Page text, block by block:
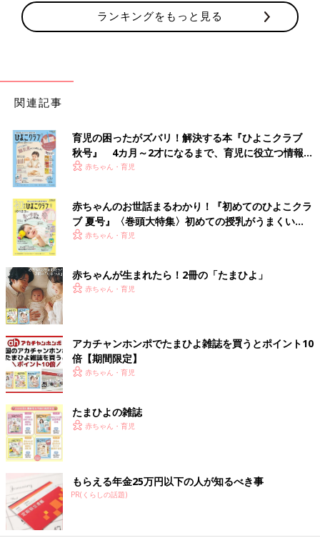
ランキングをもっと見る
関連記事
育児の困ったがズバリ！解決する本『ひよこクラブ
秋号』 4カ月～2才になるまで、育児に役立つ情報が
いっぱい！
赤ちゃん・育児
赤ちゃんのお世話まるわかり！『初めてのひよこクラ
ブ 夏号』〈巻頭大特集〉初めての授乳がうまくい
く！ おっぱい・ミルクの基本と夏のトラブル 解決テ
赤ちゃん・育児
赤ちゃんが生まれたら！2冊の「たまひよ」
赤ちゃん・育児
アカチャンホンポでたまひよ雑誌を買うとポイント10
倍【期間限定】
赤ちゃん・育児
たまひよの雑誌
赤ちゃん・育児
もらえる年金25万円以下の人が知るべき事
PR(くらしの話題)